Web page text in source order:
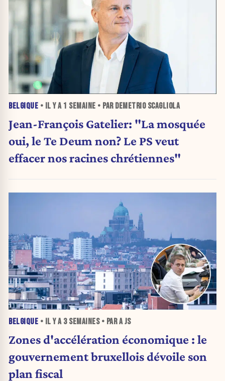
BELGIQUE • IL Y A 1 SEMAINE • PAR DEMETRIO SCAGLIOLA
Jean-François Gatelier: "La mosquée
oui, le Te Deum non? Le PS veut
effacer nos racines chrétiennes"
BELGIQUE • IL Y A 3 SEMAINES• PAR A JS
Zones d'accélération économique : le
gouvernement bruxellois dévoile son
plan fiscal